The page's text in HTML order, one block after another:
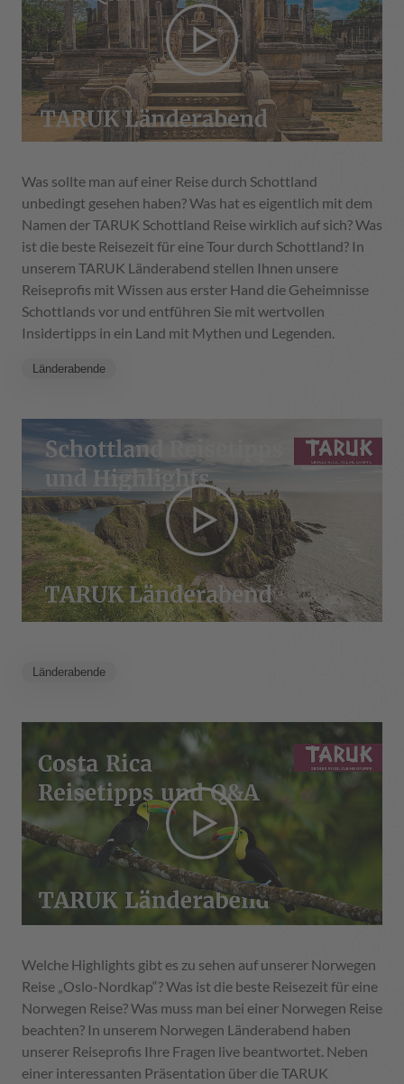
Was sollte man auf einer Reise durch Schottland
unbedingt gesehen haben? Was hat es eigentlich mit dem
Namen der TARUK Schottland Reise wirklich auf sich? Was
ist die beste Reisezeit für eine Tour durch Schottland? In
unserem TARUK Länderabend stellen Ihnen unsere
Reiseprofis mit Wissen aus erster Hand die Geheimnisse
Schottlands vor und entführen Sie mit wertvollen
Insidertipps in ein Land mit Mythen und Legenden.
Länderabende
Länderabende
Welche Highlights gibt es zu sehen auf unserer Norwegen
Reise „Oslo-Nordkap“? Was ist die beste Reisezeit für eine
Norwegen Reise? Was muss man bei einer Norwegen Reise
beachten? In unserem Norwegen Länderabend haben
unserer Reiseprofis Ihre Fragen live beantwortet. Neben
einer interessanten Präsentation über die TARUK